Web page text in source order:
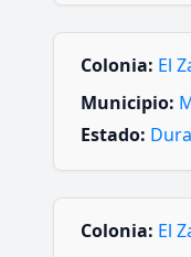
Colonia: El
Municipio:
Estado:
Colonia: El